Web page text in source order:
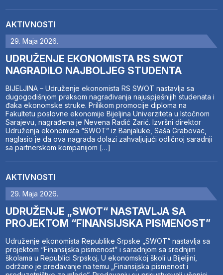
AKTIVNOSTI
29. Maja 2026.
UDRUŽENJE EKONOMISTA RS SWOT
NAGRADILO NAJBOLJEG STUDENTA
BIJELJINA – Udruženje ekonomista RS SWOT nastavlja sa
dugogodišnjom praksom nagrađivanja najuspješnijih studenata i
đaka ekonomske struke. Prilikom promocije diploma na
Fakultetu poslovne ekonomije Bijeljina Univerziteta u Istočnom
Sarajevu, nagrađena je Nevena Radić Zarić. Izvršni direktor
Udruženja ekonomista “SWOT” iz Banjaluke, Saša Grabovac,
naglasio je da ova nagrada dolazi zahvaljujući odličnoj saradnji
sa partnerskom kompanijom […]
AKTIVNOSTI
29. Maja 2026.
UDRUŽENJE „SWOT“ NASTAVLJA SA
PROJEKTOM “FINANSIJSKA PISMENOST”
Udruženje ekonomista Republike Srpske „SWOT“ nastavlja sa
projektom “Finansijska pismenost” i saradnjom sa srednjim
školama u Republici Srpskoj. U ekonomskoj školi u Bijeljini,
održano je predavanje na temu „Finansijska pismenost i